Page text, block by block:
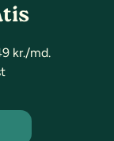
kr./md.